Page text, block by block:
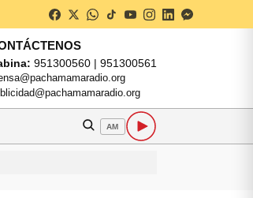
951300560 | 951300561
AM